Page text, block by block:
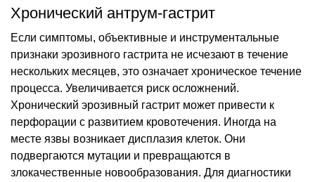
Хронический антрум-гастрит
Если симптомы, объективные и инструментальные
признаки эрозивного гастрита не исчезают в течение
нескольких месяцев, это означает хроническое течение
процесса. Увеличивается риск осложнений.
Хронический эрозивный гастрит может привести к
перфорации с развитием кровотечения. Иногда на
месте язвы возникает дисплазия клеток. Они
подвергаются мутации и превращаются в
злокачественные новообразования. Для диагностики